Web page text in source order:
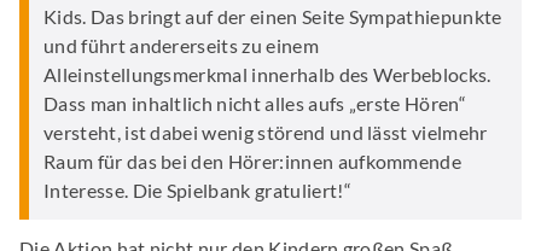
Kids. Das bringt auf der einen Seite Sympathiepunkte
und führt andererseits zu einem
Alleinstellungsmerkmal innerhalb des Werbeblocks.
Dass man inhaltlich nicht alles aufs „erste Hören“
versteht, ist dabei wenig störend und lässt vielmehr
Raum für das bei den Hörer:innen aufkommende
Interesse. Die Spielbank gratuliert!“